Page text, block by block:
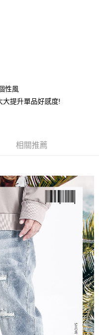
的支付方式。 讓您購物簡單
儲值。
帳。
將跳轉至「AFTEE先享後付」
可完成結帳。
視為交易完成。
但若您需要取消訂單，請聯絡
視為有效，需透過AFTEE先享
結帳頁面顯示為準，若有關於
問，請聯繫「AFTEE先享後付
support/home
AFTEE先享後付」服務完成之交
並將交易相關給付款項請求債
址：
監護人之同意方可使用
之損失，本公司不負相關責
別帳號之用戶狀況，依本公司即
性風
大提升單品好感度!
相關推薦